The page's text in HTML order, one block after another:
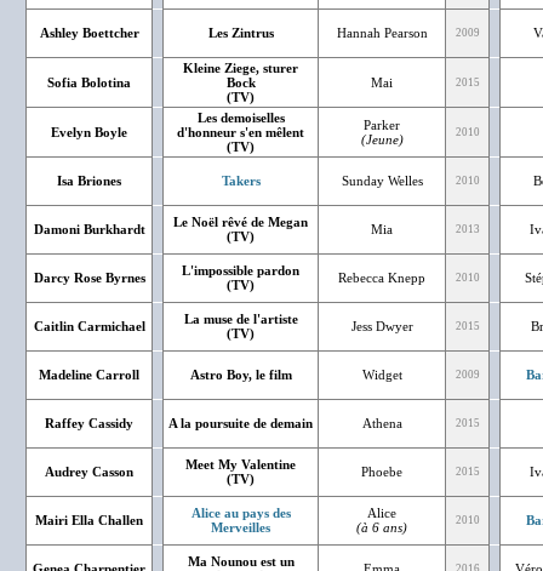
Ashley Boettcher Les Zintrus Hannah Pearson 2009
Sofia Bolotina
Kleine Ziege, sturer
Bock
(TV)
Mai 2015
Evelyn Boyle
Les demoiselles
d'honneur s'en mêlent
(TV)
Parker
(Jeune)
2010
Isa Briones Takers Sunday Welles 2010
Damoni Burkhardt
Le Noël rêvé de Megan
(TV)
Mia 2013
Darcy Rose Byrnes
L'impossible pardon
(TV)
Rebecca Knepp 2010
Caitlin Carmichael
La muse de l'artiste
(TV)
Jess Dwyer 2015
Madeline Carroll Astro Boy, le film Widget 2009
Raffey Cassidy A la poursuite de demain Athena 2015
Audrey Casson
Meet My Valentine
(TV)
Phoebe 2015
Mairi Ella Challen
Alice au pays des
Merveilles
Alice
(à 6 ans)
2010
Ma Nounou est un
2016